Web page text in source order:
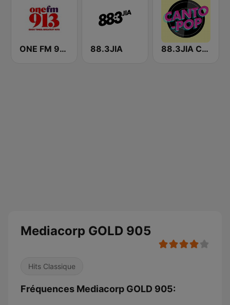
ONE FM 91.3 88.3JIA 88.3JIA CANTO POP
Mediacorp GOLD 905
Hits Classique
Fréquences Mediacorp GOLD 905: